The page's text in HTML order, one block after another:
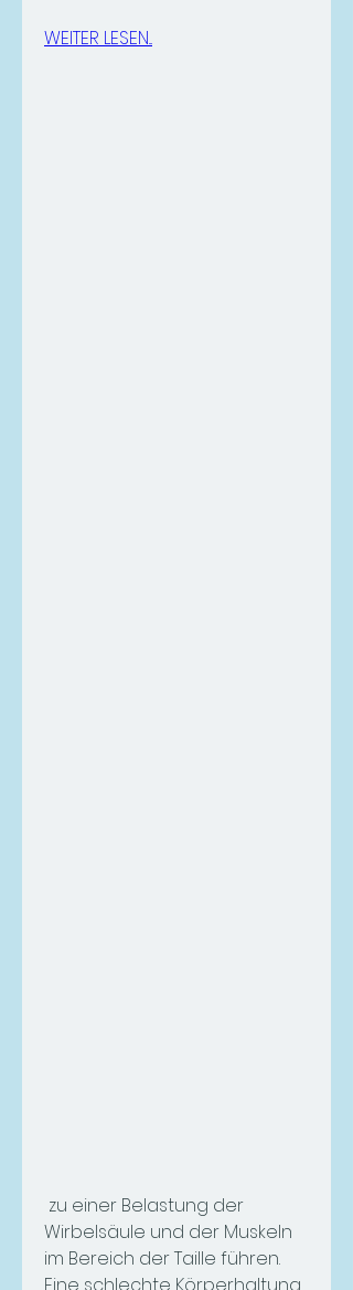
WEITER LESEN...
Wirbelsäule und der Muskeln
im Bereich der Taille führen.